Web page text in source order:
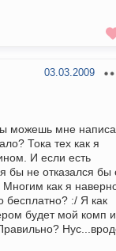
03.03.2009
можешь мне
Тока тех как я
И если есть
бы не отказался бы
как я
бесплатно? :/ Я как
будет мой комп и